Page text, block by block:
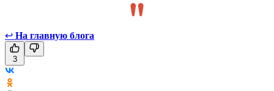
↩ На главную блога
3